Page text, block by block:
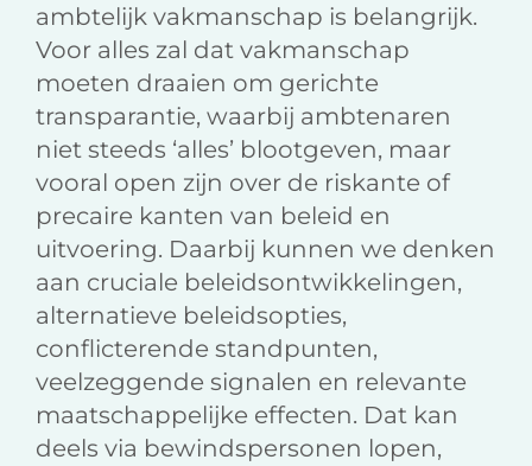
ambtelijk vakmanschap is belangrijk.
Voor alles zal dat vakmanschap
moeten draaien om gerichte
transparantie, waarbij ambtenaren
niet steeds ‘alles’ blootgeven, maar
vooral open zijn over de riskante of
precaire kanten van beleid en
uitvoering. Daarbij kunnen we denken
aan cruciale beleidsontwikkelingen,
alternatieve beleidsopties,
conflicterende standpunten,
veelzeggende signalen en relevante
maatschappelijke effecten. Dat kan
deels via bewindspersonen lopen,